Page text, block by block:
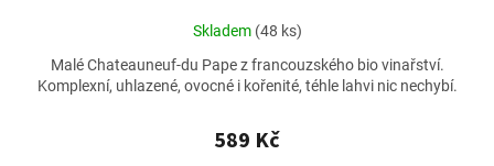
Průměrné
produktu
je
z
5
Skladem (48 ks)
589 Kč
Malé Chateauneuf-du Pape z francouzského bio vinařství.
Komplexní, uhlazené, ovocné i kořenité, téhle lahvi nic nechybí.